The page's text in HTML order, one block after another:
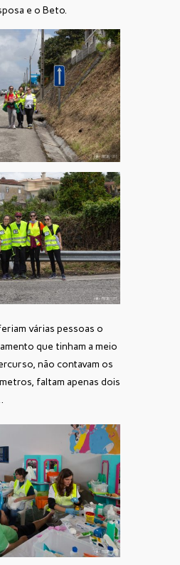
e o Beto.
várias pessoas o
que tinham a meio
não contavam os
faltam apenas dois